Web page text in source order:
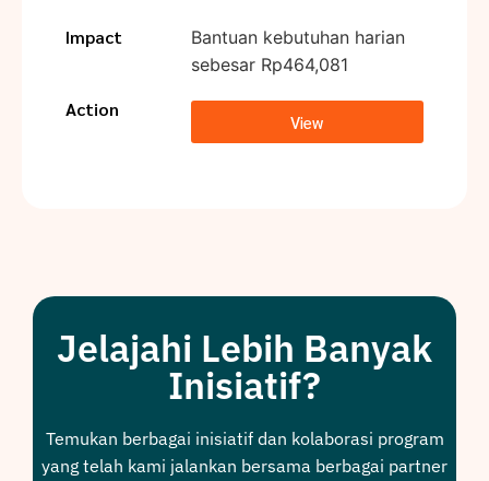
Impact
Bantuan kebutuhan harian
sebesar Rp464,081
Action
View
Jelajahi Lebih Banyak
Inisiatif?
Temukan berbagai inisiatif dan kolaborasi program
yang telah kami jalankan bersama berbagai partner